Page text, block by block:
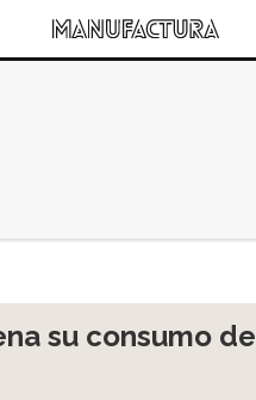
su consumo de